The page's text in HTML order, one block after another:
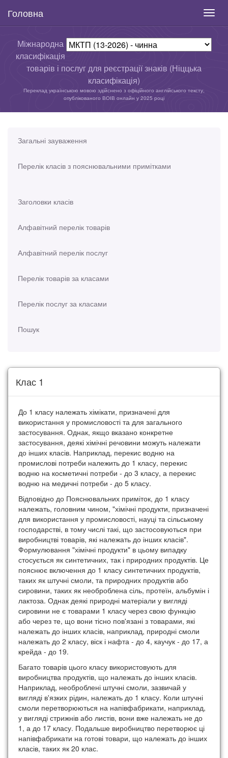
Головна
Міжнародна
класифікація
товарів і послуг для реєстрації знаків (Ніццька
класифікація)
Переклад українською мовою здійснено з офіційного англійського тексту,
опублікованого ВОІВ онлайн у 2025 році
Загальні зауваження
Перелік класів з пояснювальними примітками
Заголовки класів
Алфавітний перелік товарів
Алфавітний перелік послуг
Перелік товарів за класами
Перелік послуг за класами
Пошук
Клас 1
До 1 класу належать хімікати, призначені для
використання у промисловості та для загального
застосування. Однак, якщо вказано конкретне
застосування, деякі хімічні речовини можуть належати
до інших класів. Наприклад, перекис водню на
промислові потреби належить до 1 класу, перекис
водню на косметичні потреби - до 3 класу, а перекис
водню на медичні потреби - до 5 класу.
Відповідно до Пояснювальних приміток, до 1 класу
належать, головним чином, "хімічні продукти, призначені
для використання у промисловості, науці та сільському
господарстві, в тому числі такі, що застосовуються при
виробництві товарів, які належать до інших класів".
Формулювання "хімічні продукти" в цьому випадку
стосується як синтетичних, так і природних продуктів. Це
пояснює включення до 1 класу синтетичних продуктів,
таких як штучні смоли, та природних продуктів або
сировини, таких як необроблена сіль, протеїн, альбумін і
лактоза. Однак деякі природні матеріали у вигляді
сировини не є товарами 1 класу через свою функцію
або через те, що вони тісно пов'язані з товарами, які
належать до інших класів, наприклад, природні смоли
належать до 2 класу, віск і нафта - до 4, каучук - до 17, а
крейда - до 19.
Багато товарів цього класу використовують для
виробництва продуктів, що належать до інших класів.
Наприклад, необроблені штучні смоли, зазвичай у
вигляді в'язких рідин, належать до 1 класу. Коли штучні
смоли перетворюються на напівфабрикати, наприклад,
у вигляді стрижнів або листів, вони вже належать не до
1, а до 17 класу. Подальше виробництво перетворює ці
напівфабрикати на готові товари, що належать до інших
класів, таких як 20 клас.